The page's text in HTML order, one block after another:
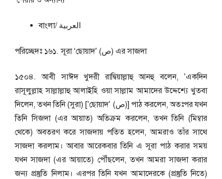
বাংলা/ العربية
পরিচ্ছেদঃ ১৬১. সূরা ‘ছোয়াদ’ (ص) এর সাজদা
১৫০৪. আবী সাঈদ খুদরী রাদ্বিয়াল্লাহু আনহু বলেন, ’একদিন
রাসূলুল্লাহ সাল্লাল্লাহু আলাইহি ওয়া সাল্লাম আমাদের উদ্দেশ্যে খুতবা
দিলেন, তখন তিনি (সুরা) [’ছোয়াদ’ (ص)] পাঠ করলেন, অতঃপর যখন
তিনি সিজদা (এর আয়াত) অতিক্রম করলেন, তখন তিনি (মিম্বার
থেকে) অবতরণ করে সাজদায় পতিত হলেন, আমরাও তাঁর সাথে
সাজদা করলাম। আবার আরেকবার তিনি এ সূরা পাঠ করার সময়
যখন সাজদা (এর আয়াতে) পৌঁছলেন, তখন আমরা সাজদা করার
জন্য প্রস্তুতি নিলাম। এরপর তিনি যখন আমাদেরকে (প্রস্তুতি নিতে)